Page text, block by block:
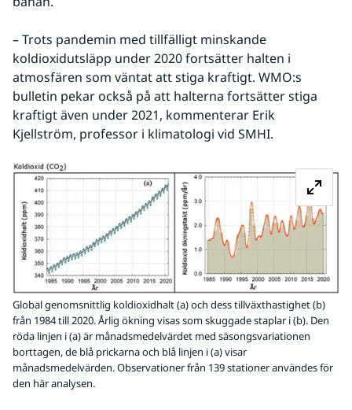
– Trots pandemin med tillfälligt minskande
koldioxidutsläpp under 2020 fortsätter halten i
atmosfären som väntat att stiga kraftigt. WMO:s
bulletin pekar också på att halterna fortsätter stiga
kraftigt även under 2021, kommenterar Erik
Kjellström, professor i klimatologi vid SMHI.
Global genomsnittlig koldioxidhalt (a) och dess tillväxthastighet (b)
från 1984 till 2020. Årlig ökning visas som skuggade staplar i (b). Den
röda linjen i (a) är månadsmedelvärdet med säsongsvariationen
borttagen, de blå prickarna och blå linjen i (a) visar
månadsmedelvärden. Observationer från 139 stationer användes för
den här analysen.